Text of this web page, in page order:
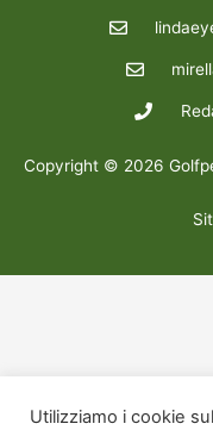
Copyright © 2026
Utilizziamo i cookie